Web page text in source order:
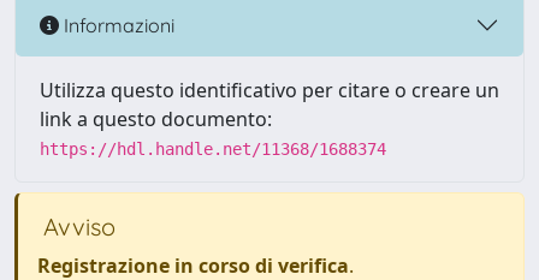
Informazioni
Utilizza questo identificativo per citare o creare un
link a questo documento:
https://hdl.handle.net/11368/1688374
Avviso
Registrazione in corso di verifica.